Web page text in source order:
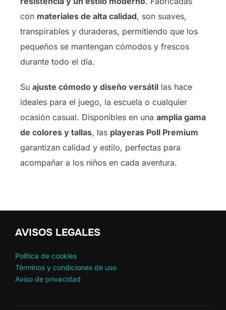
con materiales de alta calidad, son suaves,
transpirables y duraderas, permitiendo que los
pequeños se mantengan cómodos y frescos
durante todo el día.
Su ajuste cómodo y diseño versátil las hace
ideales para el juego, la escuela o cualquier
ocasión casual. Disponibles en una amplia gama
de colores y tallas, las playeras Poll Premium
garantizan calidad y estilo, perfectas para
acompañar a los niños en cada aventura.
AVISOS LEGALES
Política de cookies
Términos y condiciones de uso
Aviso de privacidad